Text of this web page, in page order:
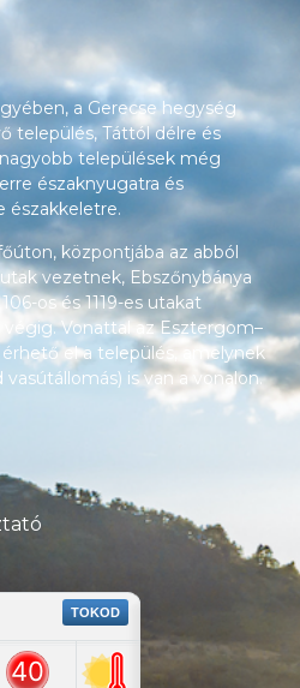
a Gerecse hegység
település, Táttól délre és
települések még
északnyugatra és
északkeletre.
központjába az abból
utak vezetnek, Ebszőnybánya
os és 1119-es utakat
végig. Vonattal az Esztergom–
el a település, amelynek
is van a vonalon.